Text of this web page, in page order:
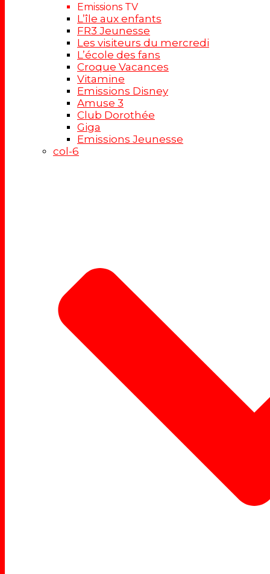
Emissions TV
L’île aux enfants
FR3 Jeunesse
Les visiteurs du mercredi
L’école des fans
Croque Vacances
Vitamine
Emissions Disney
Amuse 3
Club Dorothée
Giga
Emissions Jeunesse
col-6